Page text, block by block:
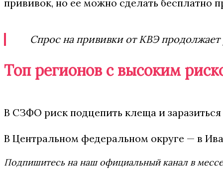
прививок, но ее можно сделать бесплатно
Спрос на прививки от КВЭ
Топ регионов с высоким
В СЗФО риск подцепить клеща и
В Центральном федеральном округе — в
Подпишитесь на наш официальный канал в